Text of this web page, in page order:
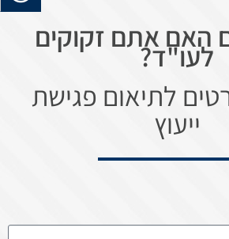
האם אתם זקוקים
לעו"ד?
לתיאום פגישת
ייעוץ